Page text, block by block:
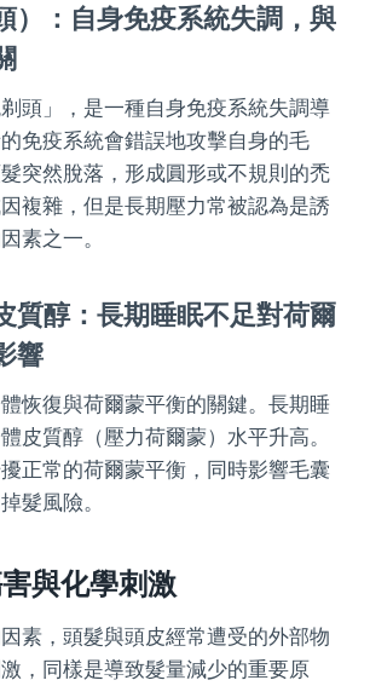
）：自身免疫系統失調，與
頭」，是一種自身免疫系統失調導
免疫系統會錯誤地攻擊自身的毛
突然脫落，形成圓形或不規則的禿
複雜，但是長期壓力常被認為是誘
素之一。
質醇：長期睡眠不足對荷爾
響
恢復與荷爾蒙平衡的關鍵。長期睡
皮質醇（壓力荷爾蒙）水平升高。
正常的荷爾蒙平衡，同時影響毛囊
髮風險。
與化學刺激
素，頭髮與頭皮經常遭受的外部物
，同樣是導致髮量減少的重要原